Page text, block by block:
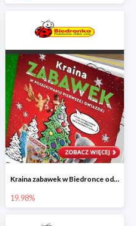
Kraina zabawek w Biedronce od 19,99 zł
19.98%